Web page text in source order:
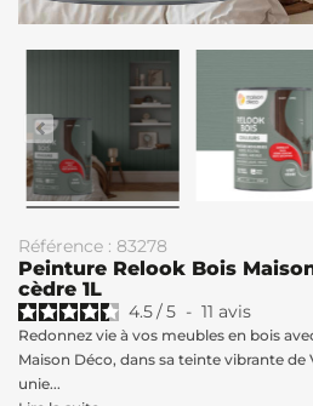
Référence : 83278
Peinture Relook Bois
cèdre 1L
4.5/5 - 11 avis
Redonnez vie à vos meubles en bois
Maison Déco, dans sa teinte vibrante
unie...